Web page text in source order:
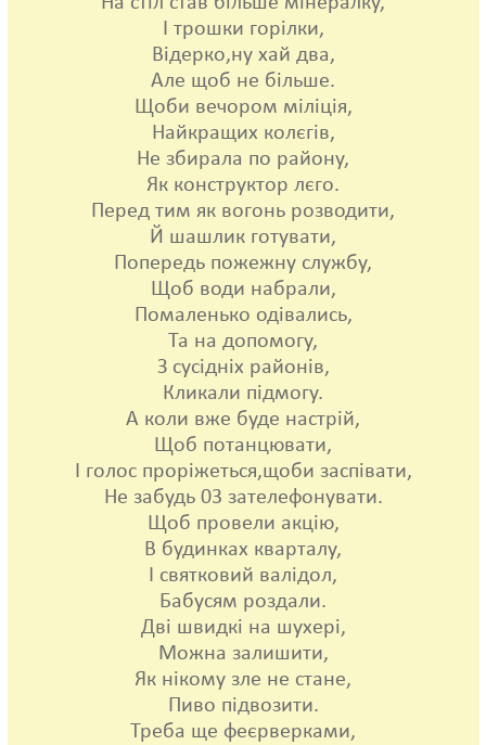
І трошки горілки,
Відерко,ну хай два,
Але щоб не більше.
Щоби вечором міліція,
Найкращих колєгів,
Не збирала по району,
Як конструктор лєго.
Перед тим як вогонь розводити,
Й шашлик готувати,
Попередь пожежну службу,
Щоб води набрали,
Помаленько одівались,
Та на допомогу,
З сусідніх районів,
Кликали підмогу.
А коли вже буде настрій,
Щоб потанцювати,
І голос проріжеться,щоби заспівати,
Не забудь 03 зателефонувати.
Щоб провели акцію,
В будинках кварталу,
І святковий валідол,
Бабусям роздали.
Дві швидкі на шухері,
Можна залишити,
Як нікому зле не стане,
Пиво підвозити.
Треба ще феєрверками,